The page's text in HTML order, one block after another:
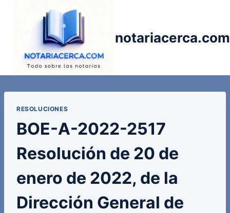
notariacerca.com
RESOLUCIONES
BOE-A-2022-2517
Resolución de 20 de
enero de 2022, de la
Dirección General de